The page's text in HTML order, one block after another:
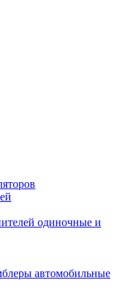
одиночные и
автомобильные